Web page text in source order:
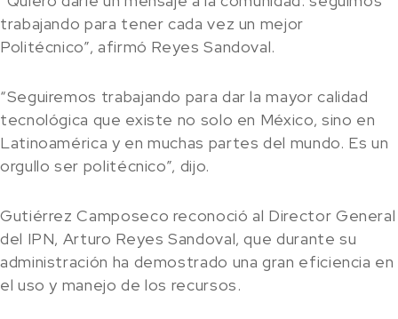
trabajando para tener cada vez un mejor
Politécnico”, afirmó Reyes Sandoval.
“Seguiremos trabajando para dar la mayor calidad
tecnológica que existe no solo en México, sino en
Latinoamérica y en muchas partes del mundo. Es un
orgullo ser politécnico”, dijo.
Gutiérrez Camposeco reconoció al Director General
del IPN, Arturo Reyes Sandoval, que durante su
administración ha demostrado una gran eficiencia en
el uso y manejo de los recursos.